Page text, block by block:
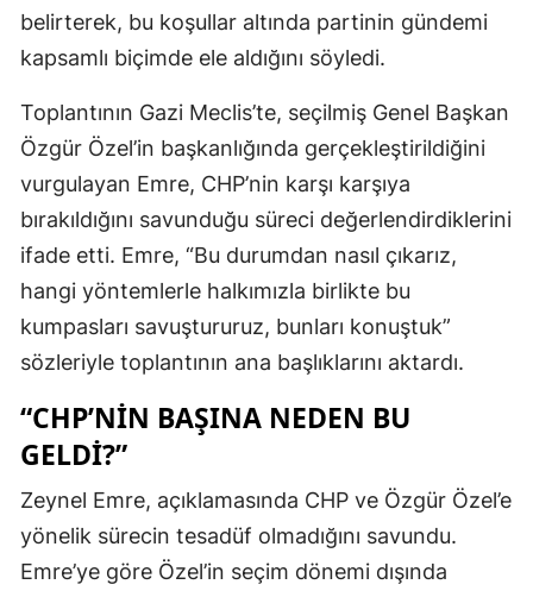
belirterek, bu koşullar altında partinin gündemi
kapsamlı biçimde ele aldığını söyledi.
Toplantının Gazi Meclis’te, seçilmiş Genel Başkan
Özgür Özel’in başkanlığında gerçekleştirildiğini
vurgulayan Emre, CHP’nin karşı karşıya
bırakıldığını savunduğu süreci değerlendirdiklerini
ifade etti. Emre, “Bu durumdan nasıl çıkarız,
hangi yöntemlerle halkımızla birlikte bu
kumpasları savuştururuz, bunları konuştuk”
sözleriyle toplantının ana başlıklarını aktardı.
“CHP’NIN BAŞINA NEDEN BU
GELDI?”
Zeynel Emre, açıklamasında CHP ve Özgür Özel’e
yönelik sürecin tesadüf olmadığını savundu.
Emre’ye göre Özel’in seçim dönemi dışında